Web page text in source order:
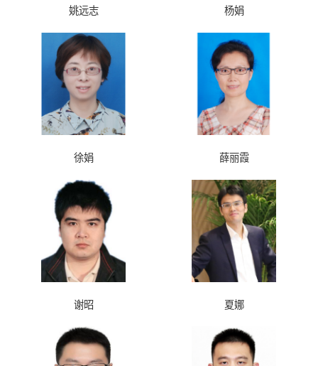
姚远志 杨娟
徐娟 薛丽霞
谢昭 夏娜